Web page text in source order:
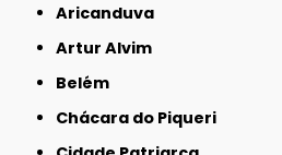
Aricanduva
Artur Alvim
Belém
Chácara do Piqueri